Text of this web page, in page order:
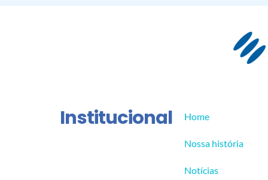
Institucional Home
Nossa história
Notícias